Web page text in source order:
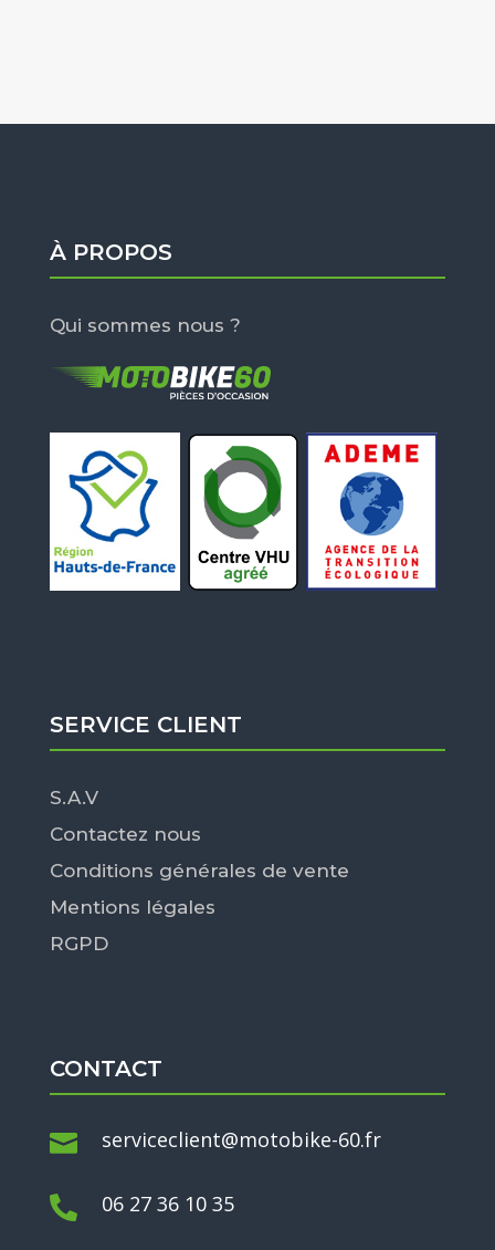
À PROPOS
Qui sommes nous ?
SERVICE CLIENT
S.A.V
Contactez nous
Conditions générales de vente
Mentions légales
RGPD
CONTACT
 serviceclient@motobike-60.fr
 06 27 36 10 35